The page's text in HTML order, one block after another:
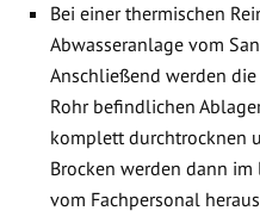
Bei einer thermischen
Abwasseranlage vom
Anschließend werden
Rohr befindlichen
komplett durchtrocknen
Brocken werden dann
vom Fachpersonal